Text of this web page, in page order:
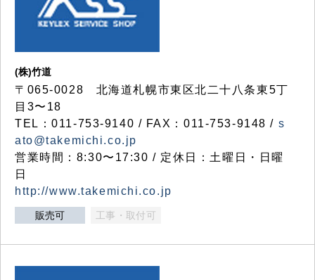
(株)竹道
〒065-0028 北海道札幌市東区北二十八条東5丁
目3〜18
TEL：011-753-9140 / FAX：011-753-9148 / s
ato@takemichi.co.jp
営業時間：8:30〜17:30 / 定休日：土曜日・日曜
日
http://www.takemichi.co.jp
販売可 工事・取付可